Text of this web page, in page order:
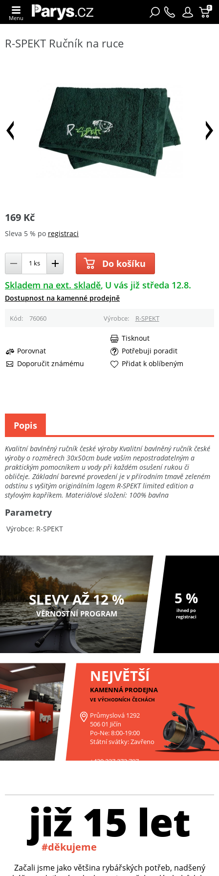
0
Menu
R-SPEKT Ručník na ruce
169 Kč
Sleva 5 % po registraci
Do košíku
Skladem na ext. skladě U vás již středa 12.8.
Dostupnost na kamenné prodejně
Kód 76060 Výrobce R-SPEKT
Porovnat
Potřebuji poradit
Doporučit známému
Tisknout
Přidat k oblíbeným
Kvalitní bavlněný ručník české výroby Kvalitní bavlněný ručník české
výroby o rozměrech 30x50cm bude vaším nepostradatelným a
praktickým pomocníkem u vody při každém osušení rukou či
obličeje. Základní barevné provedení je v přírodním tmavě zeleném
odstínu s vyšitým originálním logem R-SPEKT limited edition a
stylovým kapříkem. Materiálové složení: 100% bavlna
Výrobce R-SPEKT
Parametry
Popis
SLEVY AŽ 12 %
VĚRNOSTNÍ PROGRAM
5 %
ihned po
registraci
NEJVĚTŠÍ
KAMENNÁ PRODEJNA
VE VÝCHODNÍCH ČECHÁCH
Průmyslová 1292
506 01 Jičín
Po-Ne: 8:00-19:00
Státní svátky: Zavřeno
+420 227 272 797
již 15 let
#děkujeme
Začali jsme jako většina rybářských potřeb, nadšený